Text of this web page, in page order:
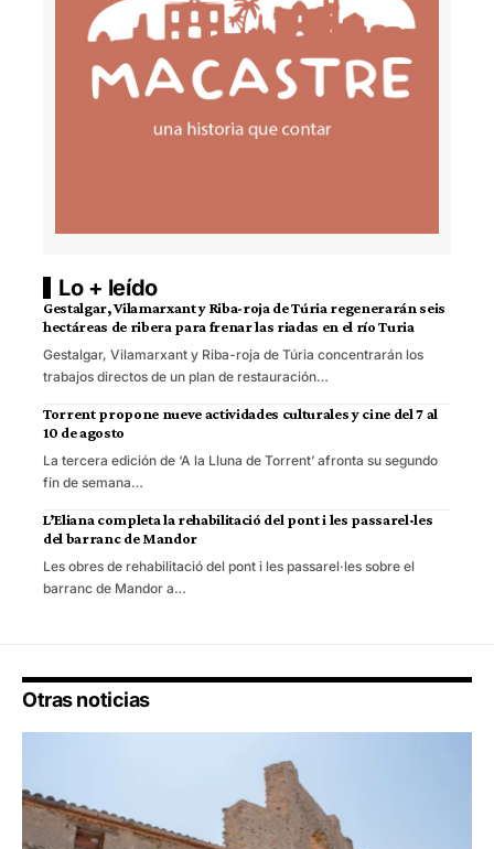
Lo + leído
Gestalgar, Vilamarxant y Riba-roja de Túria regenerarán seis
hectáreas de ribera para frenar las riadas en el río Turia
Gestalgar, Vilamarxant y Riba-roja de Túria concentrarán los
trabajos directos de un plan de restauración…
Torrent propone nueve actividades culturales y cine del 7 al
10 de agosto
La tercera edición de ‘A la Lluna de Torrent’ afronta su segundo
fin de semana…
L’Eliana completa la rehabilitació del pont i les passarel·les
del barranc de Mandor
Les obres de rehabilitació del pont i les passarel·les sobre el
barranc de Mandor a…
Otras noticias